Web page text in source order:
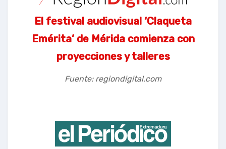
El festival audiovisual ‘Claqueta
Emérita’ de Mérida comienza con
proyecciones y talleres
Fuente: regiondigital.com